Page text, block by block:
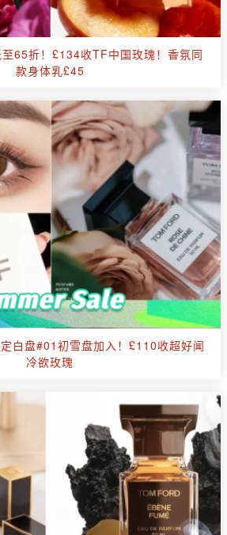
65折！£134收TF中国玫瑰！香氛同
款身体乳£45
白盘#01初雪盘加入！£110收超好闻
冷欲玫瑰